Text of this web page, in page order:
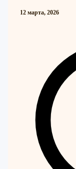
12 марта, 2026